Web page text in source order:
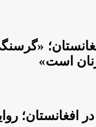
است»
افغانستان؛